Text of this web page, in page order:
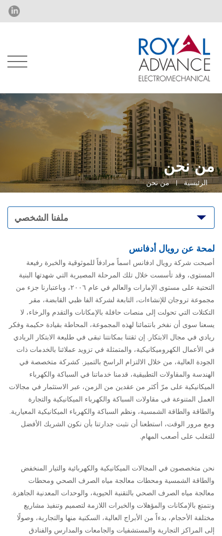
من نحن
الرئيسية من نحن
ملفنا الشخصي
لمحة عن رويال أدفانس
أصبحت شركة رويال ادفانس اسماً مرادفاً للموثوقية والخبرة رفيعة
المستوى، وقد تأسست خلال تلك المرحلة المصيرية التي شهدتها البنية
التحتية على مستوى الإمارات والعالم في عام ٢٠٠٦، وباعتبارنا جزء من
مجموعة تروجان للإنشاءات، التابعة لشركة الفا ظبي القابضة، مقر
التكتلات التي تحولت إلى منصات حافلة بالإمكانات والتقدم والرخاء، لا
يسعنا سوى أن نفخر بانتمائنا لهذه المجموعة، المحاطة بقيادة حكيمة وفكر
ريادي في مجال الابتكار. إن ثقتنا بمكانتنا تبقى في طليعة الابتكار الريادي
في الأعمال الكهروميكانيكية، والمتمثلة في تزويد عملائنا بالخدمات ذات
الجودة العالية، من خلال الالتزام الراسخ بالتميز. كشركة متخصصة في
الهندسة والمقاولات التطبيقية، قدمنا خدماتنا في السباكة والكهرباء
الميكانيكية على مرّ أكثر من عقدين من الزمن، عبر الاستثمار في مجالات
العمل المتنوعة في مقاولات السباكة والكهرباء الميكانيكية والتجارة
والطاقة والطاقة الشمسية، ونظم السباكة والكهرباء الميكانيكية المعيارية.
ومع مرور الوقت، استطعنا أن نثبت جدارتنا بأن نكون الشريك الأفضل
للتغلب على أصعب المهام.
نحن متخصصون في المجالات الميكانيكية والكهربائية والتيار المنخفض
والطاقة الشمسية ومحطات معالجة مياه الصرف الصحي ومحطات
معالجة مياه الصرف الصحي بالتقنية الحيوية، والوحدات المعدنية الجاهزة.
ونتمتع بالإمكانات والمؤهلات والخبرات اللازمة لتصميم وتنفيذ مشاريع
مختلفة الأحجام، بدءاً من الأبراج العالية، السكنية منها والتجارية، وصولًا
إلى المراكز التجارية والمستشفيات والجامعات والمدارس والفنادق